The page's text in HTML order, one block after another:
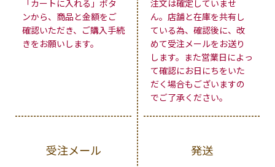
「カートに入れる」ボタ
ンから、商品と金額をご
確認いただき、ご購入手続
きをお願いします。
注文は確定していませ
ん。店舗と在庫を共有し
ている為、確認後に、改
めて受注メールをお送り
します。また営業日によっ
て確認にお日にちをいた
だく場合もございますの
でご了承ください。
受注メール 発送